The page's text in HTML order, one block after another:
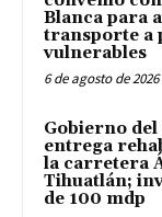
Blanca para
transporte a
vulnerables
6 de agosto de 2026
Gobierno del
entrega
la carretera
Tihuatlán;
de 100 mdp